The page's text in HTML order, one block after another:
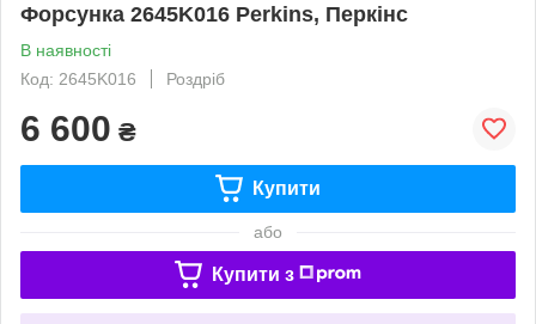
Форсунка 2645K016 Perkins, Перкінс
В наявності
Код: 2645K016
Роздріб
6 600 ₴
Купити
або
Купити з